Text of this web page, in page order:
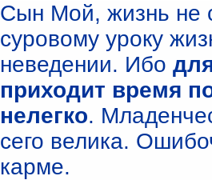
Сын Мой, жизнь не
суровому уроку
неведении. Ибо
приходит время
нелегко.
сего велика.
карме.